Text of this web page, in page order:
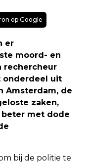
op Google
er
moord- en
rechercheur
onderdeel uit
Amsterdam, de
zaken,
beter met dode
bij de politie te